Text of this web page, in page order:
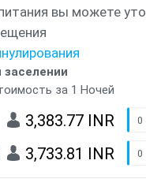
вы можете
заселении
за 1 Ночей
3,383.77 INR
3,733.81 INR